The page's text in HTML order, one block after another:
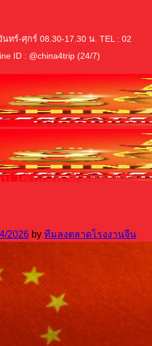
ทร์-ศุกร์ 08.30-17.30 น. TEL : 02
ID : @china4trip (24/7)
งจงซาน
เซินเจิ้น ซัวเถา ผลิต
ช็คข้อมูลกัน
2026 by ทีมลงตลาดโรงงานจีน